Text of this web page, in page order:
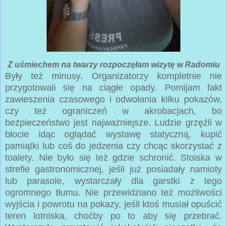
Z uśmiechem na twarzy rozpoczęłam wizytę w Radomiu
Były też minusy. Organizatorzy kompletnie nie
przygotowali się na ciągłe opady. Pomijam fakt
zawieszenia czasowego i odwołania kilku pokazów,
czy też ograniczeń w akrobacjach, bo
bezpieczeństwo jest najważniejsze. Ludzie grzęźli w
błocie idąc oglądać wystawę statyczną, kupić
pamiątki lub coś do jedzenia czy chcąc skorzystać z
toalety. Nie było się też gdzie schronić. Stoiska w
strefie gastronomicznej, jeśli już posiadały namioty
lub parasole, wystarczały dla garstki z tego
ogromnego tłumu. Nie przewidziano też możliwości
wyjścia i powrotu na pokazy, jeśli ktoś musiał opuścić
teren lotniska, choćby po to aby się przebrać.